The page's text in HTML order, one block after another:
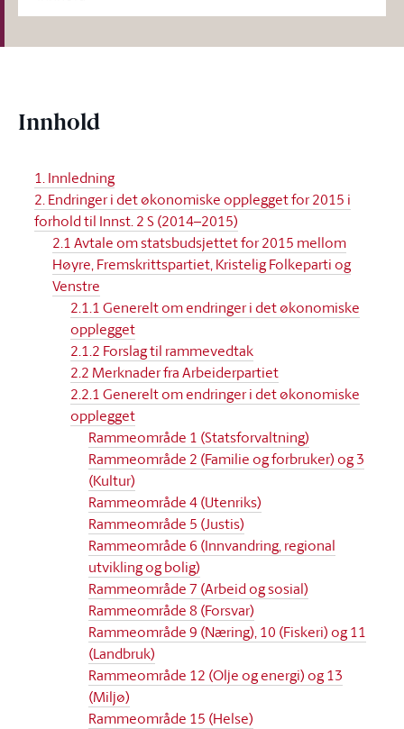
Innhold
1. Innledning
2. Endringer i det økonomiske opplegget for 2015 i
forhold til Innst. 2 S (2014–2015)
2.1 Avtale om statsbudsjettet for 2015 mellom
Høyre, Fremskrittspartiet, Kristelig Folkeparti og
Venstre
2.1.1 Generelt om endringer i det økonomiske
opplegget
2.1.2 Forslag til rammevedtak
2.2 Merknader fra Arbeiderpartiet
2.2.1 Generelt om endringer i det økonomiske
opplegget
Rammeområde 1 (Statsforvaltning)
Rammeområde 2 (Familie og forbruker) og 3
(Kultur)
Rammeområde 4 (Utenriks)
Rammeområde 5 (Justis)
Rammeområde 6 (Innvandring, regional
utvikling og bolig)
Rammeområde 7 (Arbeid og sosial)
Rammeområde 8 (Forsvar)
Rammeområde 9 (Næring), 10 (Fiskeri) og 11
(Landbruk)
Rammeområde 12 (Olje og energi) og 13
(Miljø)
Rammeområde 15 (Helse)